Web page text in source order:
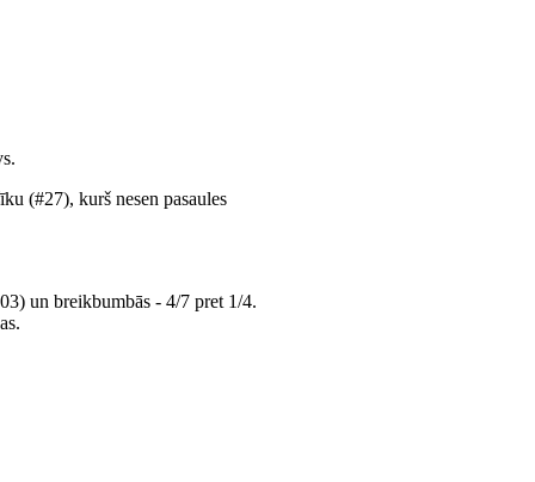
(#27), kurš nesen pasaules
un breikbumbās - 4/7 pret 1/4.